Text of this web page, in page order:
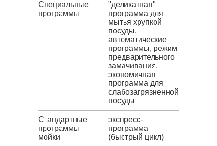
Специальные
программы
"деликатная"
программа для
мытья хрупкой
посуды,
автоматические
программы, режим
предварительного
замачивания,
экономичная
программа для
слабозагрязненной
посуды
Стандартные
программы
мойки
экспресс-
программа
(быстрый цикл)